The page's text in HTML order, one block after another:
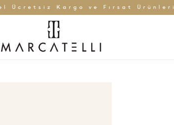
Ücretsiz Kargo ve Fırsat Ürünleri